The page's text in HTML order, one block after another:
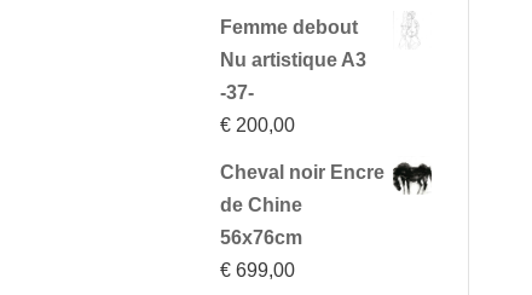
Femme debout
Nu artistique A3
-37-
€ 200,00
Cheval noir Encre
de Chine
56x76cm
€ 699,00